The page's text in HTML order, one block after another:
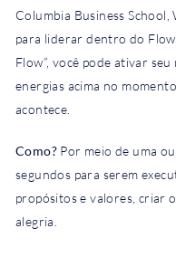
Columbia Business
para liderar dentro do
Flow”, você pode ativar
energias acima no
acontece.
Como? Por meio de uma
segundos para serem
propósitos e valores, criar
alegria.